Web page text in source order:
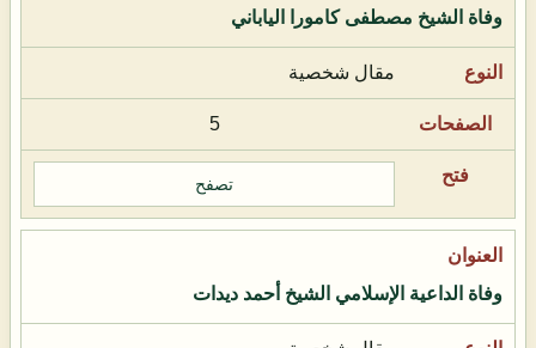
وفاة الشيخ مصطفى كامورا الياباني
مقال شخصية
5
تصفح
وفاة الداعية الإسلامي الشيخ أحمد ديدات